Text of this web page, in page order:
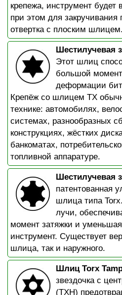
крепежа, инструмент
при этом для закручивания
отвертка с плоским шлицем.
Шестилучевая
Этот шлиц
большой
деформации
Крепёж со шлицем TX
технике: автомобилях,
системах, разнообразных
конструкциях, жёстких
банкоматах,
топливной аппаратуре.
Шестилучевая
патентованная
шлица типа
лучи,
момент затяжки и уменьшая
инструмент. Существует
шлица, так и наружного.
Шлиц Torx
звездочка с
(TXH)